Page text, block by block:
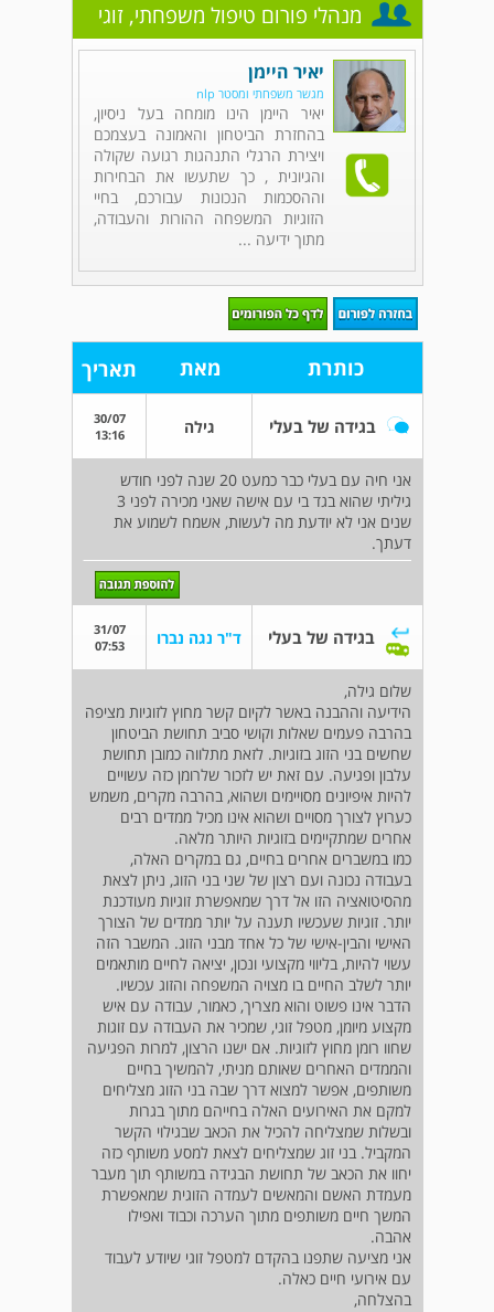
מנהלי פורום טיפול משפחתי, זוגי
יאיר היימן
מגשר משפחתי ומסטר nlp
יאיר היימן הינו מומחה בעל ניסיון,
בהחזרת הביטחון והאמונה בעצמכם
ויצירת הרגלי התנהגות רגועה שקולה
והגיונית , כך שתעשו את הבחירות
וההסכמות הנכונות עבורכם, בחיי
הזוגיות המשפחה ההורות והעבודה,
מתוך ידיעה ...
כותרת מאת תאריך
בגידה של בעלי גילה
30/07
13:16
אני חיה עם בעלי כבר כמעט 20 שנה לפני חודש
גיליתי שהוא בגד בי עם אישה שאני מכירה לפני 3
שנים אני לא יודעת מה לעשות, אשמח לשמוע את
דעתך.
בגידה של בעלי ד"ר נגה נברו
31/07
07:53
שלום גילה,
הידיעה וההבנה באשר לקיום קשר מחוץ לזוגיות מציפה
בהרבה פעמים שאלות וקושי סביב תחושת הביטחון
שחשים בני הזוג בזוגיות. לזאת מתלווה כמובן תחושת
עלבון ופגיעה. עם זאת יש לזכור שלרומן כזה עשויים
להיות איפיונים מסויימים ושהוא, בהרבה מקרים, משמש
כערוץ לצורך מסויים ושהוא אינו מכיל ממדים רבים
אחרים שמתקיימים בזוגיות היותר מלאה.
כמו במשברים אחרים בחיים, גם במקרים האלה,
בעבודה נכונה ועם רצון של שני בני הזוג, ניתן לצאת
מהסיטואציה הזו אל דרך שמאפשרת זוגיות מעודכנת
יותר. זוגיות שעכשיו תענה על יותר ממדים של הצורך
האישי והבין-אישי של כל אחד מבני הזוג. המשבר הזה
עשוי להיות, בליווי מקצועי ונכון, יציאה לחיים מותאמים
יותר לשלב החיים בו מצויה המשפחה והזוג עכשיו.
הדבר אינו פשוט והוא מצריך, כאמור, עבודה עם איש
מקצוע מיומן, מטפל זוגי, שמכיר את העבודה עם זוגות
שחוו רומן מחוץ לזוגיות. אם ישנו הרצון, למרות הפגיעה
והממדים האחרים שאותם מניתי, להמשיך בחיים
משותפים, אפשר למצוא דרך שבה בני הזוג מצליחים
למקם את האירועים האלה בחייהם מתוך בגרות
ובשלות שמצליחה להכיל את הכאב שבגילוי הקשר
המקביל. בני זוג שמצליחים לצאת למסע משותף כזה
יחוו את הכאב של תחושת הבגידה במשותף תוך מעבר
מעמדת האשם והמאשים לעמדה הזוגית שמאפשרת
המשך חיים משותפים מתוך הערכה וכבוד ואפילו
אהבה.
אני מציעה שתפנו בהקדם למטפל זוגי שיודע לעבוד
עם אירועי חיים כאלה.
בהצלחה,